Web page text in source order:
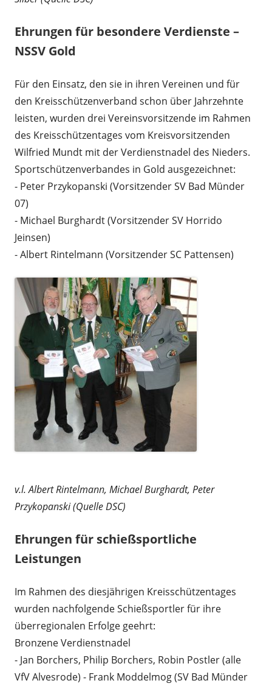
Ehrungen für besondere Verdienste –
NSSV Gold
Für den Einsatz, den sie in ihren Vereinen und für
den Kreisschützenverband schon über Jahrzehnte
leisten, wurden drei Vereinsvorsitzende im Rahmen
des Kreisschützentages vom Kreisvorsitzenden
Wilfried Mundt mit der Verdienstnadel des Nieders.
Sportschützenverbandes in Gold ausgezeichnet:
- Peter Przykopanski (Vorsitzender SV Bad Münder
07)
- Michael Burghardt (Vorsitzender SV Horrido
Jeinsen)
- Albert Rintelmann (Vorsitzender SC Pattensen)
v.l. Albert Rintelmann, Michael Burghardt, Peter
Przykopanski (Quelle DSC)
Ehrungen für schießsportliche
Leistungen
Im Rahmen des diesjährigen Kreisschützentages
wurden nachfolgende Schießsportler für ihre
überregionalen Erfolge geehrt:
Bronzene Verdienstnadel
- Jan Borchers, Philip Borchers, Robin Postler (alle
VfV Alvesrode) - Frank Moddelmog (SV Bad Münder